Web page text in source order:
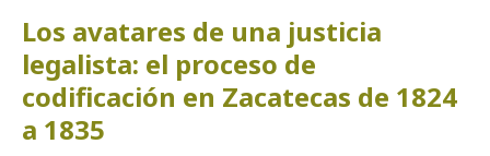
Los avatares de una justicia
legalista: el proceso de
codificación en Zacatecas de 1824
a 1835